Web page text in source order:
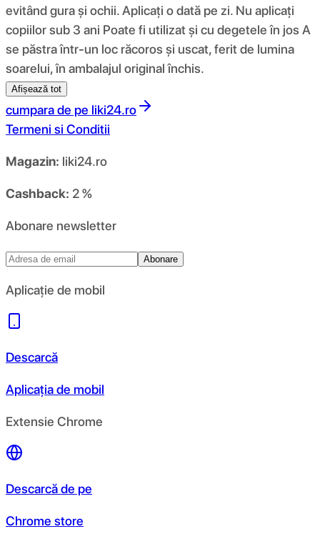
evitând gura și ochii. Aplicați o dată pe zi. Nu aplicați
copiilor sub 3 ani Poate fi utilizat și cu degetele în jos A
se păstra într-un loc răcoros și uscat, ferit de lumina
soarelui, în ambalajul original închis.
Afișează tot
cumpara de pe liki24.ro
Termeni si Conditii
Magazin: liki24.ro
Cashback: 2 %
Abonare newsletter
Abonare
Aplicație de mobil
Descarcă
Aplicația de mobil
Extensie Chrome
Descarcă de pe
Chrome store